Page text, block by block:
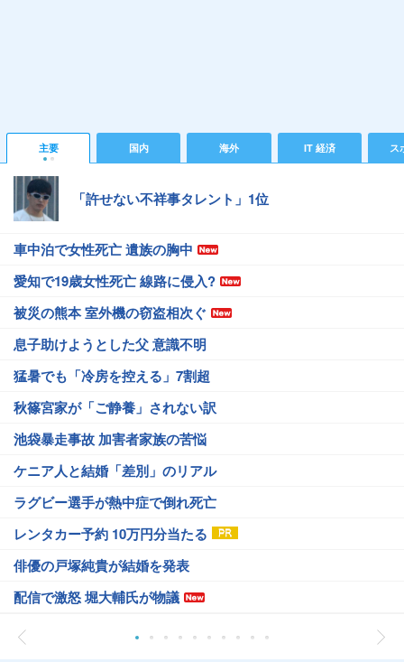
主要 国内 海外 IT 経済 ス
「許せない不祥事タレント」1位
車中泊で女性死亡 遺族の胸中
愛知で19歳女性死亡 線路に侵入?
被災の熊本 室外機の窃盗相次ぐ
息子助けようとした父 意識不明
猛暑でも「冷房を控える」7割超
秋篠宮家が「ご静養」されない訳
池袋暴走事故 加害者家族の苦悩
ケニア人と結婚「差別」のリアル
ラグビー選手が熱中症で倒れ死亡
レンタカー予約 10万円分当たる
俳優の戸塚純貴が結婚を発表
配信で激怒 堀大輔氏が物議